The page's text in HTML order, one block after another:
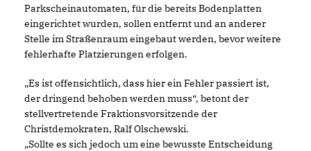
Parkscheinautomaten, für die bereits Bodenplatten
eingerichtet wurden, sollen entfernt und an anderer
Stelle im Straßenraum eingebaut werden, bevor weitere
fehlerhafte Platzierungen erfolgen.
Es ist offensichtlich, dass hier ein Fehler passiert ist,
der dringend behoben werden muss“, betont der
stellvertretende Fraktionsvorsitzende der
Christdemokraten, Ralf Olschewski.
Sollte es sich jedoch um eine bewusste Entscheidung